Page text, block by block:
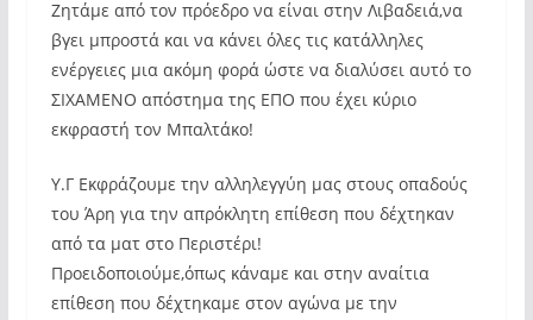
Ζητάμε από τον πρόεδρο να είναι στην Λιβαδειά,να
βγει μπροστά και να κάνει όλες τις κατάλληλες
ενέργειες μια ακόμη φορά ώστε να διαλύσει αυτό το
ΣΙΧΑΜΕΝΟ απόστημα της ΕΠΟ που έχει κύριο
εκφραστή τον Μπαλτάκο!
Υ.Γ Εκφράζουμε την αλληλεγγύη μας στους οπαδούς
του Άρη για την απρόκλητη επίθεση που δέχτηκαν
από τα ματ στο Περιστέρι!
Προειδοποιούμε,όπως κάναμε και στην αναίτια
επίθεση που δέχτηκαμε στον αγώνα με την